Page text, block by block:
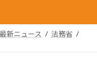
新ニュース
法務省